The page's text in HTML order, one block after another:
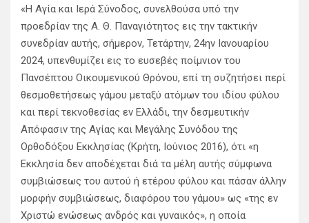
«Η Αγία και Ιερά Σύνοδος, συνελθούσα υπό την
προεδρίαν της Α. Θ. Παναγιότητος εις την τακτικήν
συνεδρίαν αυτής, σήμερον, Τετάρτην, 24ην Ιανουαρίου
2024, υπενθυμίζει εις το ευσεβές ποίμνιον του
Πανσέπτου Οικουμενικού Θρόνου, επί τη συζητήσει περί
θεσμοθετήσεως γάμου μεταξύ ατόμων του ιδίου φύλου
και περί τεκνοθεσίας εν Ελλάδι, την δεσμευτικήν
Απόφασιν της Αγίας και Μεγάλης Συνόδου της
Ορθοδόξου Εκκλησίας (Κρήτη, Ιούνιος 2016), ότι «η
Εκκλησία δεν αποδέχεται διά τα μέλη αυτής σύμφωνα
συμβιώσεως του αυτού ή ετέρου φύλου και πάσαν άλλην
μορφήν συμβιώσεως, διαφόρου του γάμου» ως «της εν
Χριστώ ενώσεως ανδρός και γυναικός», η οποία